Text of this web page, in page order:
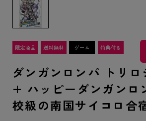
ダンガンロンパ トリロ
+ ハッピーダンガンロ
校級の南国サイコロ合